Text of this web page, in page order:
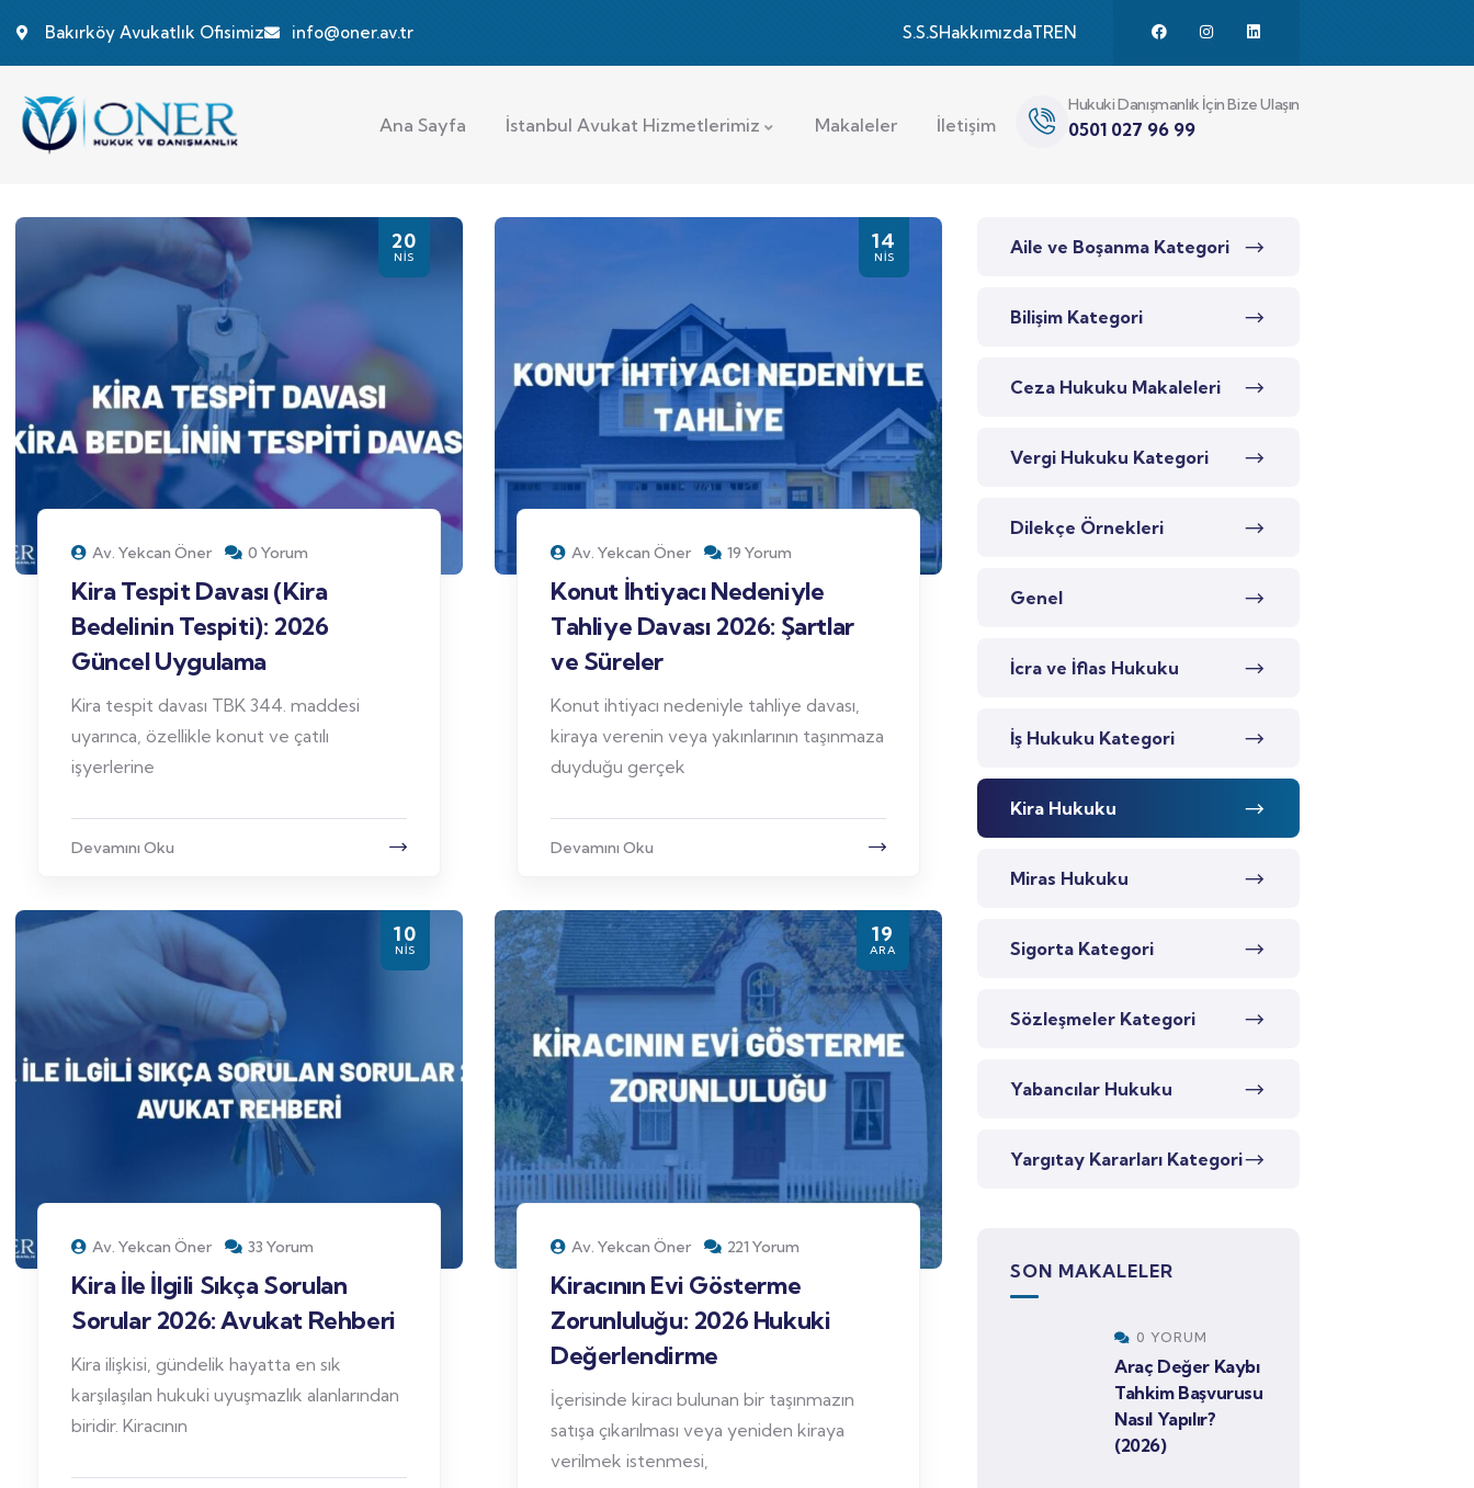
Bakırköy Avukatlık Ofisimiz info@oner.av.tr S.S.SHakkımızdaTREN
Ana Sayfa İstanbul Avukat Hizmetlerimiz Makaleler İletişim
Hukuki Danışmanlık İçin Bize Ulaşın
0501 027 96 99
20
NIS
Av. Yekcan Öner 0 Yorum
Kira Tespit Davası (Kira
Bedelinin Tespiti): 2026
Güncel Uygulama
Kira tespit davası TBK 344. maddesi
uyarınca, özellikle konut ve çatılı
işyerlerine
Devamını Oku
14
NIS
Av. Yekcan Öner 19 Yorum
Konut İhtiyacı Nedeniyle
Tahliye Davası 2026: Şartlar
ve Süreler
Konut ihtiyacı nedeniyle tahliye davası,
kiraya verenin veya yakınlarının taşınmaza
duyduğu gerçek
Devamını Oku
10
NIS
Av. Yekcan Öner 33 Yorum
Kira İle İlgili Sıkça Sorulan
Sorular 2026: Avukat Rehberi
Kira ilişkisi, gündelik hayatta en sık
karşılaşılan hukuki uyuşmazlık alanlarından
biridir. Kiracının
19
ARA
Av. Yekcan Öner 221 Yorum
Kiracının Evi Gösterme
Zorunluluğu: 2026 Hukuki
Değerlendirme
İçerisinde kiracı bulunan bir taşınmazın
satışa çıkarılması veya yeniden kiraya
verilmek istenmesi,
Aile ve Boşanma Kategori
Bilişim Kategori
Ceza Hukuku Makaleleri
Vergi Hukuku Kategori
Dilekçe Örnekleri
Genel
İcra ve İflas Hukuku
İş Hukuku Kategori
Kira Hukuku
Miras Hukuku
Sigorta Kategori
Sözleşmeler Kategori
Yabancılar Hukuku
Yargıtay Kararları Kategori
SON MAKALELER
0 YORUM
Araç Değer Kaybı
Tahkim Başvurusu
Nasıl Yapılır?
(2026)